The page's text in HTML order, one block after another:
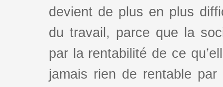
devient de plus en plus
du travail, parce que la
par la rentabilité de ce
jamais rien de rentable